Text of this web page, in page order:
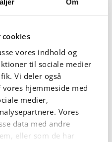
Om
vores indhold og
til sociale medier
Vi deler også
hjemmeside med
medier,
Vores
data med andre
eller som de har
med 6-
robotter
svingning udføres med
som ellers
robot.